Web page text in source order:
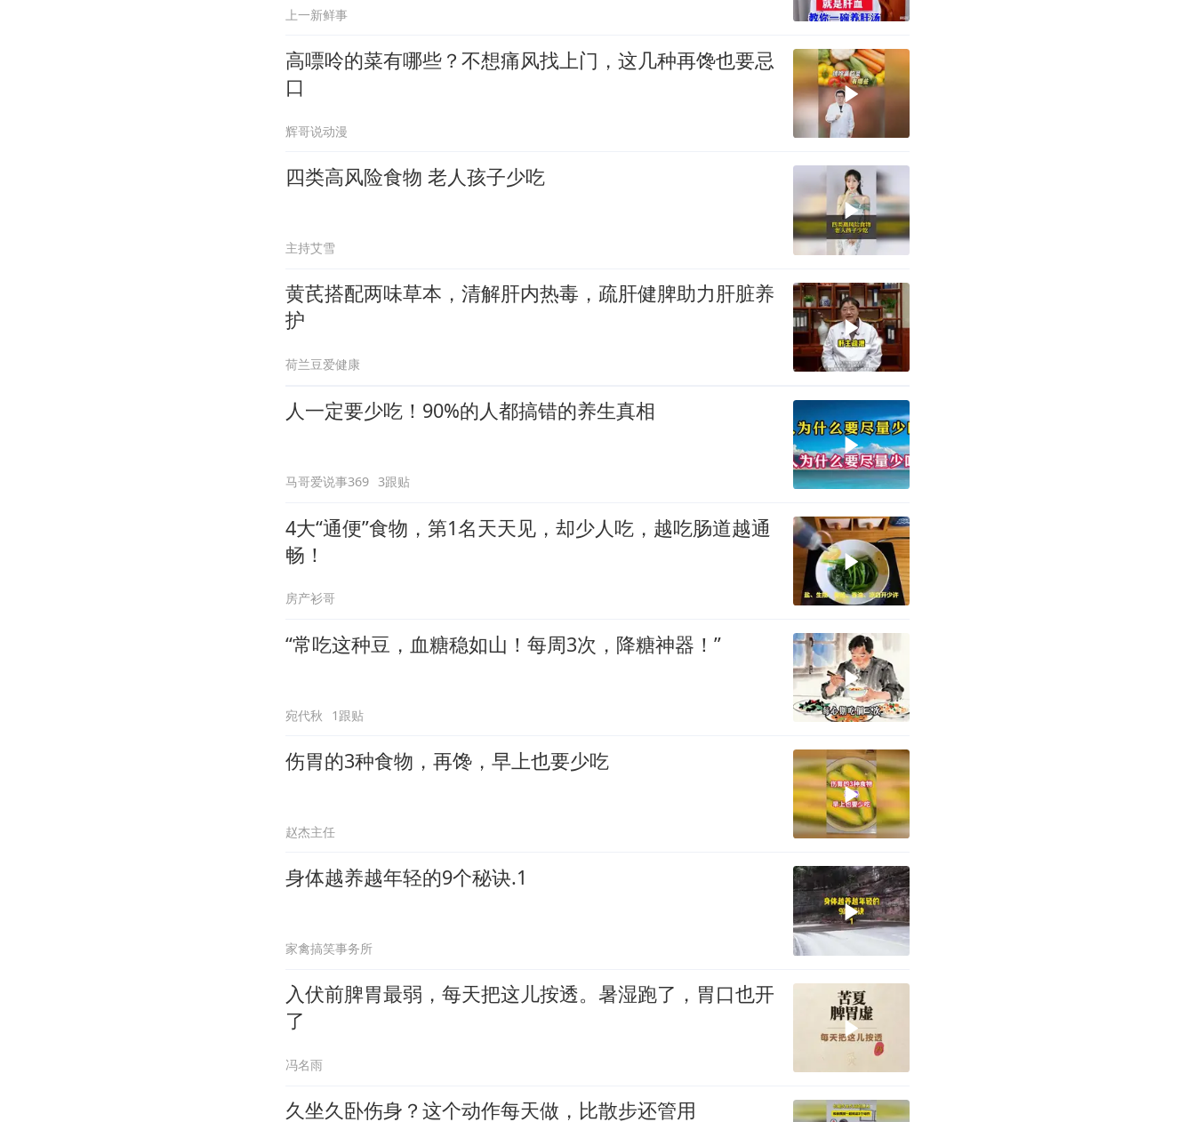
上一新鲜事
高嘌呤的菜有哪些？不想痛风找上门，这几种再馋也要忌
口
辉哥说动漫
四类高风险食物 老人孩子少吃
主持艾雪
黄芪搭配两味草本，清解肝内热毒，疏肝健脾助力肝脏养
护
荷兰豆爱健康
人一定要少吃！90%的人都搞错的养生真相
马哥爱说事369 3跟贴
4大“通便”食物，第1名天天见，却少人吃，越吃肠道越通
畅！
房产衫哥
“常吃这种豆，血糖稳如山！每周3次，降糖神器！”
宛代秋 1跟贴
伤胃的3种食物，再馋，早上也要少吃
赵杰主任
身体越养越年轻的9个秘诀.1
家禽搞笑事务所
入伏前脾胃最弱，每天把这儿按透。暑湿跑了，胃口也开
了
冯名雨
久坐久卧伤身？这个动作每天做，比散步还管用